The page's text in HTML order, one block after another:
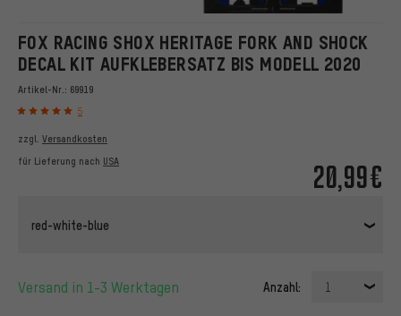
FOX RACING SHOX HERITAGE FORK AND SHOCK
DECAL KIT AUFKLEBERSATZ BIS MODELL 2020
Artikel-Nr.: 69919
5
20,99€
zzgl. Versandkosten
für Lieferung nach USA
red-white-blue
Versand in 1-3 Werktagen Anzahl: 1